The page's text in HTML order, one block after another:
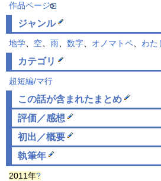
作品ページ
ジャンル
地学 空 雨 数字 オノマトペ わた
カテゴリ
超短編/マ行
この話が含まれた まとめ
評価／感想
初出／概要
執筆年
2011年?